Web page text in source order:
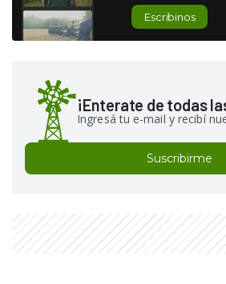
Escribinos
¡Enterate de todas
Ingresá tu e-mail y recibí
Suscribirme